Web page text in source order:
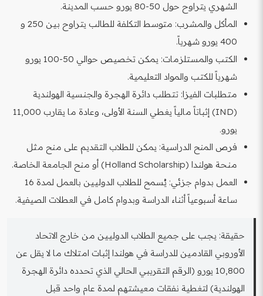
الشهري يتراوح حول 50-80 يورو حسب المدينة.
المأكل والمشرب: متوسط التكلفة للطالب يتراوح بين 250 و
400 يورو شهرياً.
الكتب والمستلزمات: يمكن تخصيص حوالي 50-100 يورو
شهرياً للكتب والمواد التعليمية.
متطلبات الفيزا: تتطلب دائرة الهجرة والجنسية الهولندية
(IND) إثباتاً مالياً يغطي السنة الأولى، وعادة ما يقارب 11,000
يورو.
فرص المنح الدراسية: يمكن للطلاب التقديم على منح مثل
منحة هولندا (Holland Scholarship) أو منح الجامعة الخاصة.
العمل بدوام جزئي: يُسمح للطلاب الدوليين بالعمل لمدة 16
ساعة أسبوعياً أثناء الدراسة وبدوام كامل في العطلات الصيفية.
حقيقة: يجب على جميع الطلاب الدوليين من خارج الاتحاد
الأوروبي القادمين للدراسة في هولندا إثبات امتلاك ما لا يقل عن
10,800 يورو (الرقم التقريبي الحالي الذي تحدده دائرة الهجرة
الهولندية) لتغطية نفقات معيشتهم لمدة عام واحد قبل